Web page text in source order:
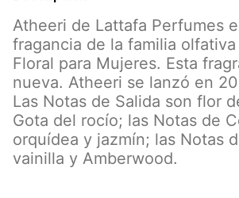
Atheeri de Lattafa Perfumes
fragancia de la familia
Floral para Mujeres. Esta
nueva. Atheeri se lanzó en
Las Notas de Salida son flor
Gota del rocío; las Notas de
orquídea y jazmín; las Notas
vainilla y Amberwood.